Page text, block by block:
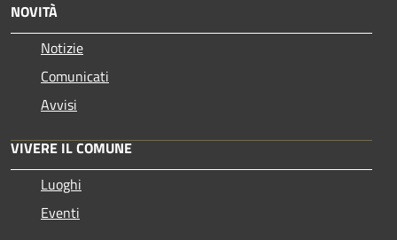
NOVITÀ
Notizie
Comunicati
Avvisi
VIVERE IL COMUNE
Luoghi
Eventi